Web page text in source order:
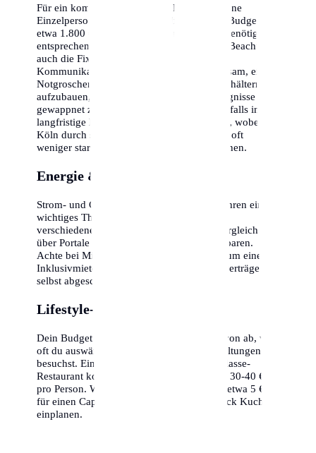
Für ein komfortables Leben in Köln sollte eine
Einzelperson mit einem monatlichen Netto-Budget von
etwa 1.800 € bis 2.500 € planen. Familien benötigen
entsprechend mehr (ca. 3.500 € - 5.000 €). Beachte
auch die Fixkosten für Versicherungen und
Kommunikation (Internet/Handy). Es ist ratsam, einen
Notgroschen von mindestens drei Monatsgehältern
aufzubauen, um für unvorhergesehene Ereignisse
gewappnet zu sein. Die Inflation sollte ebenfalls in die
langfristige Kalkulation einbezogen werden, wobei
Köln durch seine stabile Wirtschaftsstruktur oft
weniger stark betroffen ist als andere Regionen.
Energie & Nebenkosten
Strom- und Gaspreise sind in den letzten Jahren ein
wichtiges Thema geworden. In Köln gibt es
verschiedene Anbieter, ein regelmäßiger Vergleich
über Portale kann hunderte Euro pro Jahr sparen.
Achte bei Mietverträgen darauf, ob es sich um eine
Inklusivmiete handelt oder ob alle Energieverträge
selbst abgeschlossen werden müssen.
Lifestyle-Optionen
Dein Budget in Köln hängt maßgeblich davon ab, wie
oft du auswärts isst oder kulturelle Veranstaltungen
besuchst. Ein Abendessen in einem Mittelklasse-
Restaurant kostet inklusive Getränken etwa 30-40 €
pro Person. Wer gerne in Cafés geht, sollte etwa 5 €
für einen Cappuccino und 6-8 € für ein Stück Kuchen
einplanen.